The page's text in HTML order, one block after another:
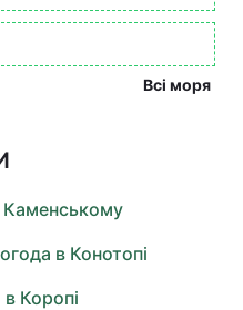
Всі моря
Каменському
в Конотопі
Коропі